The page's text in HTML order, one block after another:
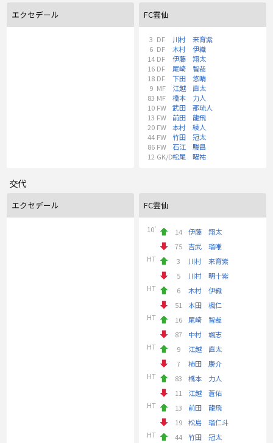
エクセデール FC雲仙
3 DF
川村 来育紫
6 DF
木村 伊織
14 DF
伊藤 翔太
16 DF
尾崎 智哉
18 DF
下田 悠晴
9 MF
江越 直太
83 MF
橋本 力人
10 FW
武田 那琉人
13 FW
前田 龍飛
20 FW
本村 綾人
44 FW
竹田 冠太
86 FW
石江 駿昌
12 GK/DF松尾 曜祐
交代
エクセデール FC雲仙
10' 14
伊藤 翔太
75
吉武 瑠唯
HT
3
川村 来育紫
5
川村 明十紫
HT
6
木村 伊織
51
本田 楓仁
HT
16
尾崎 智哉
87
中村 颯志
HT
9
江越 直太
7
柿田 康介
HT
83
橋本 力人
11
江越 蒼佑
HT
13
前田 龍飛
19
松島 瑠仁斗
HT
44
竹田 冠太